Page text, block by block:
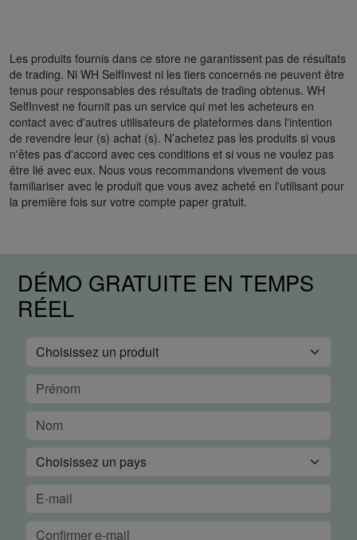
Les produits fournis dans ce store ne garantissent pas de résultats
de trading. Ni WH SelfInvest ni les tiers concernés ne peuvent être
tenus pour responsables des résultats de trading obtenus. WH
SelfInvest ne fournit pas un service qui met les acheteurs en
contact avec d'autres utilisateurs de plateformes dans l'intention
de revendre leur (s) achat (s). N’achetez pas les produits si vous
n'êtes pas d'accord avec ces conditions et si vous ne voulez pas
être lié avec eux. Nous vous recommandons vivement de vous
familiariser avec le produit que vous avez acheté en l'utilisant pour
la première fois sur votre compte paper gratuit.
DÉMO GRATUITE EN TEMPS
RÉEL